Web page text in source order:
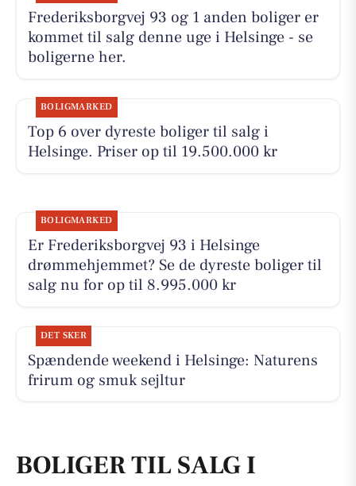
Frederiksborgvej 93 og 1 anden boliger er
kommet til salg denne uge i Helsinge - se
boligerne her.
BOLIGMARKED
Top 6 over dyreste boliger til salg i
Helsinge. Priser op til 19.500.000 kr
BOLIGMARKED
Er Frederiksborgvej 93 i Helsinge
drømmehjemmet? Se de dyreste boliger til
salg nu for op til 8.995.000 kr
DET SKER
Spændende weekend i Helsinge: Naturens
frirum og smuk sejltur
BOLIGER TIL SALG I